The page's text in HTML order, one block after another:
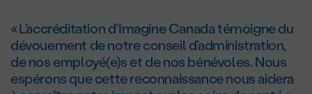
« L’accréditation d’Imagine Canada témoigne du
dévouement de notre conseil d’administration,
de nos employé(e)s et de nos bénévoles. Nous
espérons que cette reconnaissance nous aidera